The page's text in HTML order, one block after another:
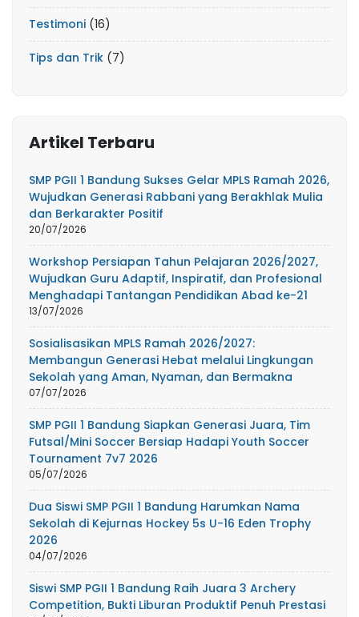
Testimoni (16)
Tips dan Trik (7)
Artikel Terbaru
SMP PGII 1 Bandung Sukses Gelar MPLS Ramah 2026,
Wujudkan Generasi Rabbani yang Berakhlak Mulia
dan Berkarakter Positif
20/07/2026
Workshop Persiapan Tahun Pelajaran 2026/2027,
Wujudkan Guru Adaptif, Inspiratif, dan Profesional
Menghadapi Tantangan Pendidikan Abad ke-21
13/07/2026
Sosialisasikan MPLS Ramah 2026/2027:
Membangun Generasi Hebat melalui Lingkungan
Sekolah yang Aman, Nyaman, dan Bermakna
07/07/2026
SMP PGII 1 Bandung Siapkan Generasi Juara, Tim
Futsal/Mini Soccer Bersiap Hadapi Youth Soccer
Tournament 7v7 2026
05/07/2026
Dua Siswi SMP PGII 1 Bandung Harumkan Nama
Sekolah di Kejurnas Hockey 5s U-16 Eden Trophy
2026
04/07/2026
Siswi SMP PGII 1 Bandung Raih Juara 3 Archery
Competition, Bukti Liburan Produktif Penuh Prestasi